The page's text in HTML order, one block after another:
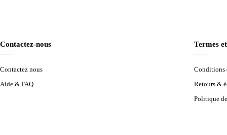
Contactez-nous
Contactez nous
Aide & FAQ
Termes
Conditions
Retours &
Politique